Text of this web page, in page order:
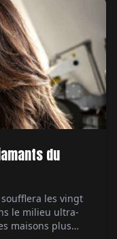
du
les vingt
le milieu ultra-
maisons plus